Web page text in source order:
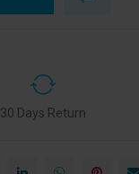
30 Days Return